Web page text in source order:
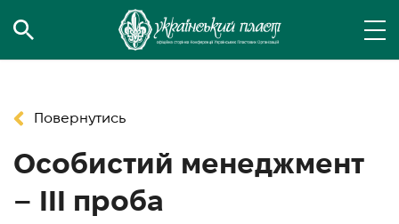
Повернутись
Особистий менеджмент
– ІІІ проба